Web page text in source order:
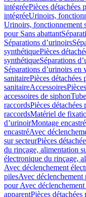
intégréePièces détachées
intégréeUrinoirs,
Urinoirs, fonctionnement
pour Sans abattant
Séparations d’urinoirs
synthétiquePièces
synthétiqueSéparations
Séparations d’urinoirs en
sanitairePièces détachées
sanitaireAccessoires
accessoires de siphon
raccordsPièces détachées
raccordsMatériel de
dʼurinoirMontage encastré
encastréAvec
sur secteurPièces
du rinçage, alimentation
électronique du rinçage,
Avec déclenchement
pilesAvec
pour Avec
apparentPièces